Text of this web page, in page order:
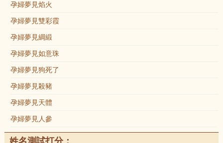
孕婦夢見焰火
孕婦夢見雙彩霞
孕婦夢見綢緞
孕婦夢見如意珠
孕婦夢見狗死了
孕婦夢見殺豬
孕婦夢見天體
孕婦夢見人參
姓名測試打分：